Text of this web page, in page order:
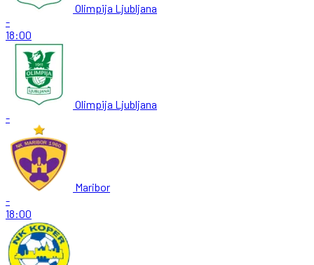
Olimpija Ljubljana
-
18:00
Olimpija Ljubljana
-
Maribor
-
18:00